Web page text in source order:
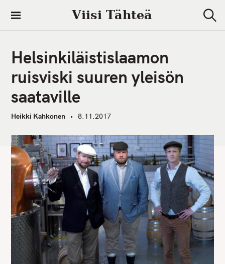
i
Viisi Tähteä
e
Helsinkiläistislaamon
ruisviski suuren yleisön
saataville
Heikki Kahkonen 8.11.2017